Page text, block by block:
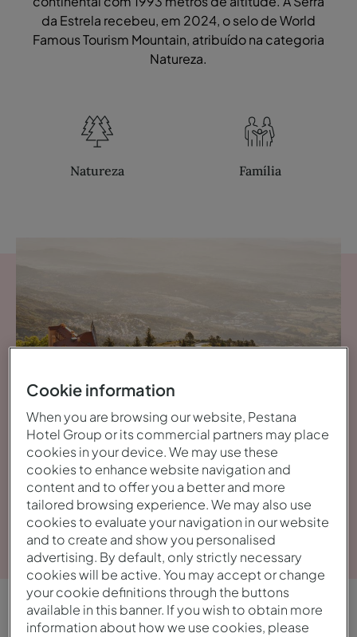
da Estrela recebeu, em 2024, o selo de World
Famous Tourism Mountain, atribuído na categoria
Natureza.
Natureza Família
Ver galeria
VISTA GERAL
Cookie information
When you are browsing our website, Pestana
Hotel Group or its commercial partners may place
cookies in your device. We may use these
cookies to enhance website navigation and
content and to offer you a better and more
tailored browsing experience. We may also use
cookies to evaluate your navigation in our website
and to create and show you personalised
advertising. By default, only strictly necessary
cookies will be active. You may accept or change
your cookie definitions through the buttons
available in this banner. If you wish to obtain more
information about how we use cookies, please